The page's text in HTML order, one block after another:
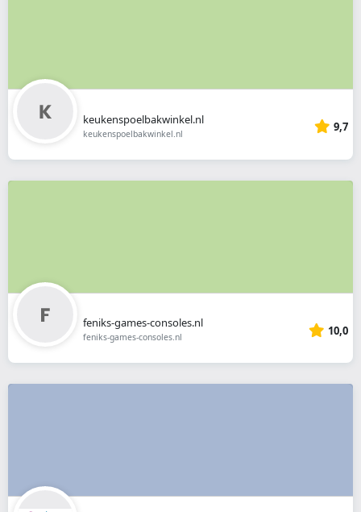
keukenspoelbakwinkel.nl
keukenspoelbakwinkel.nl 9,7
feniks-games-consoles.nl
feniks-games-consoles.nl 10,0